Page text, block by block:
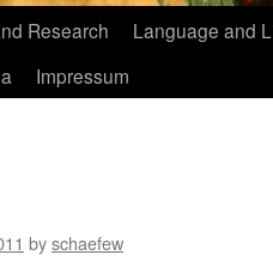
Research
Language and
Impressum
byschaefew